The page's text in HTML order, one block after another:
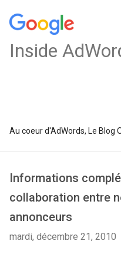
Inside
Au coeur d'AdWords, Le Blog
Informations
collaboration entre
annonceurs
mardi, décembre 21, 2010